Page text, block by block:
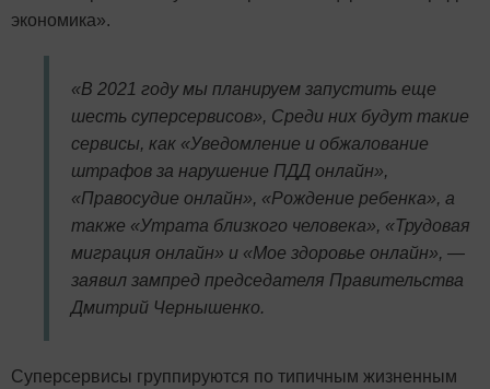
экономика».
«В 2021 году мы планируем запустить еще
шесть суперсервисов», Среди них будут такие
сервисы, как «Уведомление и обжалование
штрафов за нарушение ПДД онлайн»,
«Правосудие онлайн», «Рождение ребенка», а
также «Утрата близкого человека», «Трудовая
миграция онлайн» и «Мое здоровье онлайн», —
заявил зампред председателя Правительства
Дмитрий Чернышенко.
Суперсервисы группируются по типичным жизненным